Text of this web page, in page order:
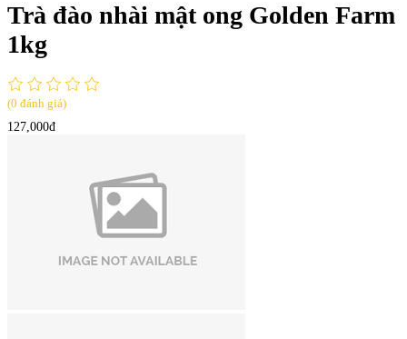
Trà đào nhài mật ong Golden Farm
1kg
(0 đánh giá)
127,000đ